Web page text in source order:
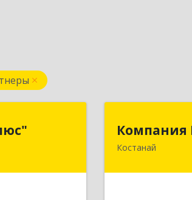
Компания
КостанайРеспублика